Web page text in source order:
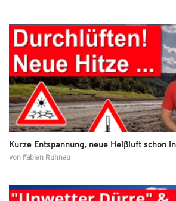
Kurze Entspannung, neue Heißluft schon
von Fabian Ruhnau